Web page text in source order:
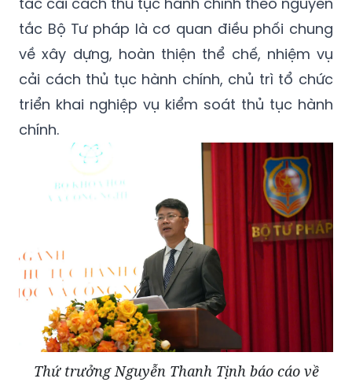
tắc Bộ Tư pháp là cơ quan điều phối chung
về xây dựng, hoàn thiện thể chế, nhiệm vụ
cải cách thủ tục hành chính, chủ trì tổ chức
triển khai nghiệp vụ kiểm soát thủ tục hành
chính.
Thứ trưởng Nguyễn Thanh Tịnh báo cáo về